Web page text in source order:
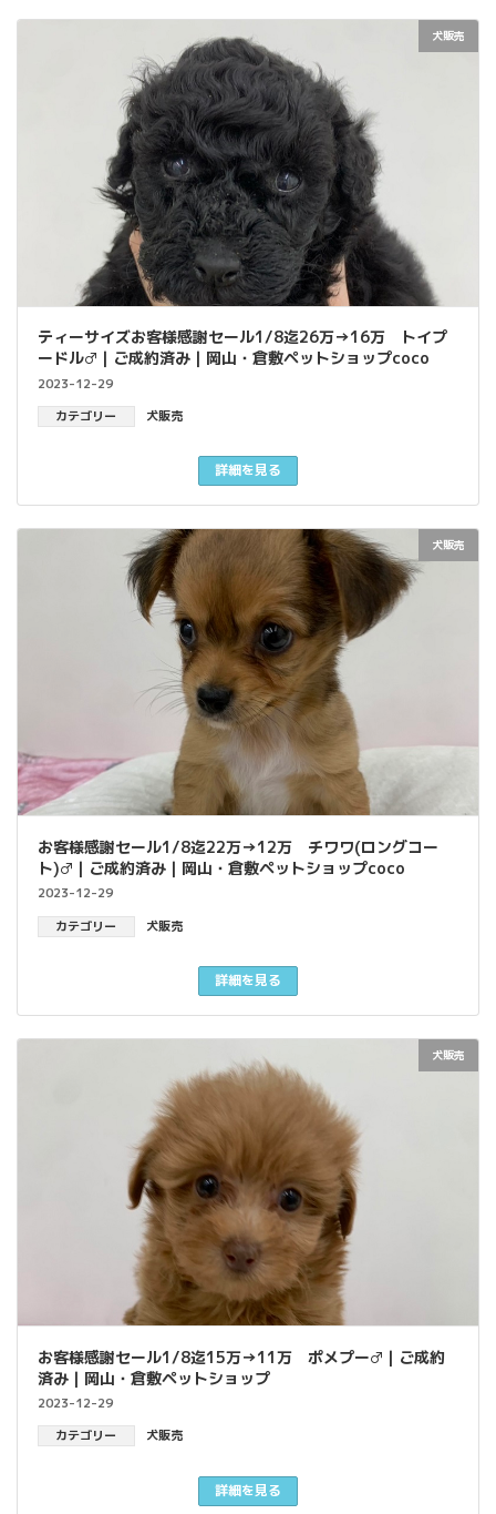
犬販売
ティーサイズお客様感謝セール1/8迄26万→16万 トイプ
ードル♂｜ご成約済み｜岡山・倉敷ペットショップcoco
2023-12-29
カテゴリー
犬販売
詳細を見る
犬販売
お客様感謝セール1/8迄22万→12万 チワワ(ロングコー
ト)♂｜ご成約済み｜岡山・倉敷ペットショップcoco
2023-12-29
カテゴリー
犬販売
詳細を見る
犬販売
お客様感謝セール1/8迄15万→11万 ポメプー♂｜ご成約
済み｜岡山・倉敷ペットショップ
2023-12-29
カテゴリー
犬販売
詳細を見る